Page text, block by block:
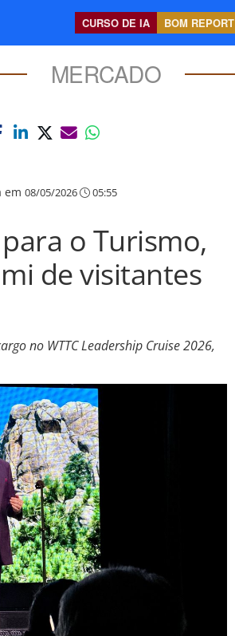
CURSO DE IA BOM REPORT
MERCADO
em 08/05/2026 05:55
o Turismo,
de visitantes
no WTTC Leadership Cruise 2026,